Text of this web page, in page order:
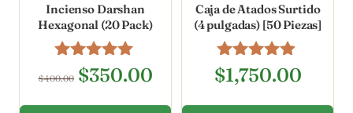
Incienso Darshan
Hexagonal (20 Pack)
Valorado en
5.00
$400.00 $350.00
Caja de Atados Surtido
(4 pulgadas) [50 Piezas]
Valorado en
4.78
$1,750.00